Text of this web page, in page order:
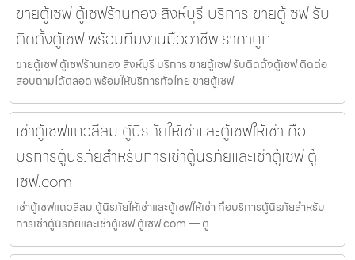
ขายตู้เซฟ ตู้เซฟร้านทอง สิงห์บุรี บริการ ขายตู้เซฟ รับ
ติดตั้งตู้เซฟ พร้อมทีมงานมืออาชีพ ราคาถูก
ขายตู้เซฟ ตู้เซฟร้านทอง สิงห์บุรี บริการ ขายตู้เซฟ รับติดตั้งตู้เซฟ ติดต่อ
สอบถามได้ตลอด พร้อมให้บริการทั่วไทย ขายตู้เซฟ
เช่าตู้เซฟแถวสีลม ตู้นิรภัยให้เช่าและตู้เซฟให้เช่า คือ
บริการตู้นิรภัยสำหรับการเช่าตู้นิรภัยและเช่าตู้เซฟ ตู้
เซฟ.com
เช่าตู้เซฟแถวสีลม ตู้นิรภัยให้เช่าและตู้เซฟให้เช่า คือบริการตู้นิรภัยสำหรับ
การเช่าตู้นิรภัยและเช่าตู้เซฟ ตู้เซฟ.com — ตู